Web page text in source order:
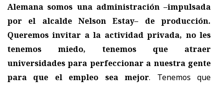
Alemana somos una administración –impulsada
por el alcalde Nelson Estay– de producción.
Queremos invitar a la actividad privada, no les
tenemos miedo, tenemos que atraer
universidades para perfeccionar a nuestra gente
para que el empleo sea mejor. Tenemos que